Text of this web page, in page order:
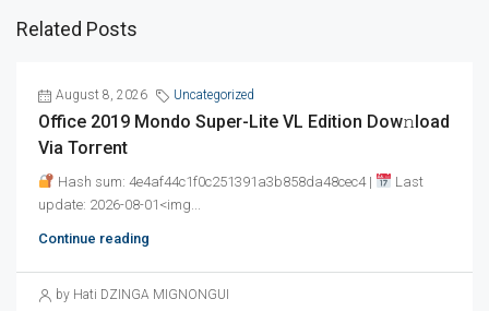
Related Posts
August 8, 2026 Uncategorized
Office 2019 Mondo Super-Lite VL Edition Dow𝚗load
Via Torгent
Hash sum: 4e4af44c1f0c251391a3b858da48cec4 |
Last
update: 2026-08-01<img...
Continue reading
by Hati DZINGA MIGNONGUI